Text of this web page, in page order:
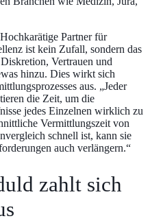
Partner für
ist kein Zufall, sondern das
Vertrauen und
hinzu. Dies wirkt sich
aus. „Jeder
die Zeit, um die
jedes Einzelnen wirklich zu
Vermittlungszeit von
schnell ist, kann sie
auch verlängern.“
zahlt sich